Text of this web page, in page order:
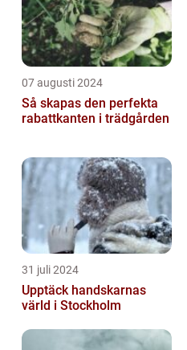
07 augusti 2024
Så skapas den perfekta
rabattkanten i trädgården
31 juli 2024
Upptäck handskarnas
värld i Stockholm